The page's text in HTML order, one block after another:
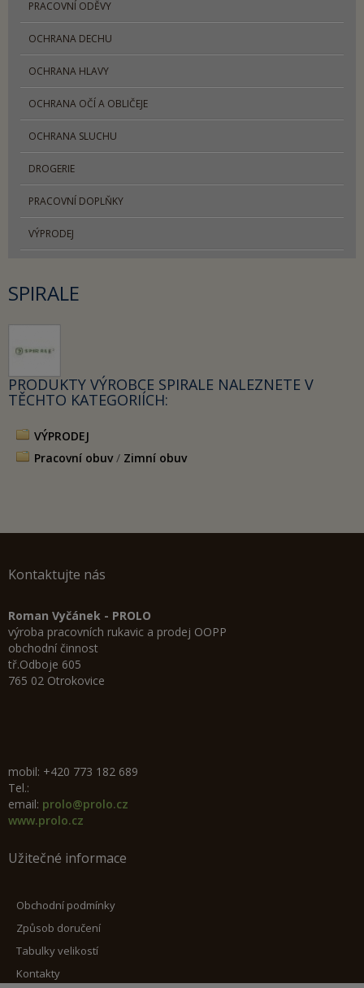
PRACOVNÍ ODĚVY
OCHRANA DECHU
OCHRANA HLAVY
OCHRANA OČÍ A OBLIČEJE
OCHRANA SLUCHU
DROGERIE
PRACOVNÍ DOPLŇKY
VÝPRODEJ
SPIRALE
PRODUKTY VÝROBCE SPIRALE NALEZNETE V
TĚCHTO KATEGORIÍCH:
VÝPRODEJ
Pracovní obuv/ Zimní obuv
Kontaktujte nás
Roman Vyčánek - PROLO
výroba pracovních rukavic a prodej OOPP
obchodní činnost
tř.Odboje 605
765 02 Otrokovice
mobil: +420 773 182 689
Tel.:
email: prolo@prolo.cz
www.prolo.cz
Užitečné informace
Obchodní podmínky
Způsob doručení
Tabulky velikostí
Kontakty